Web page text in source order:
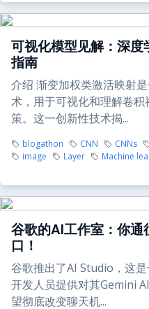
可视化模型见解：深
指南
介绍 渐变加权类激活映射
术，用于可视化和理解卷
策。这一创新性技术揭...
blogathon CNN CNNs
image
Layer Machine
谷歌的AI工作室：你
口！
谷歌推出了AI Studio，这
开发人员提供对其Gemini
望彻底改变聊天机...